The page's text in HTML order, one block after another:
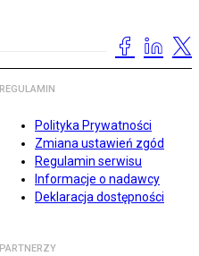
REGULAMIN
Polityka Prywatności
Zmiana ustawień zgód
Regulamin serwisu
Informacje o nadawcy
Deklaracja dostępności
PARTNERZY